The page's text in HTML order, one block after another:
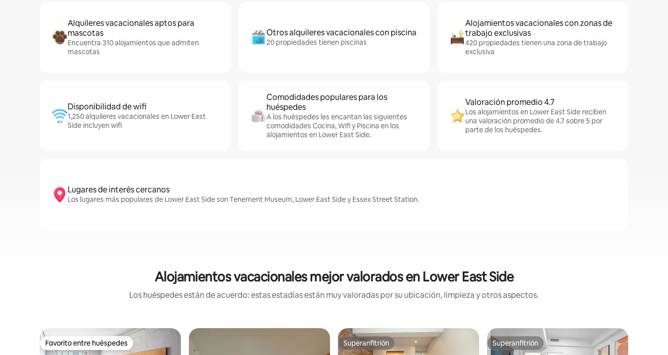
Alquileres vacacionales aptos para
mascotas
Encuentra 310 alojamientos que admiten
mascotas
Otros alquileres vacacionales con piscina
20 propiedades tienen piscinas
Alojamientos vacacionales con zonas de
trabajo exclusivas
420 propiedades tienen una zona de trabajo
exclusiva
Disponibilidad de wifi
1,250 alquileres vacacionales en Lower East
Side incluyen wifi
Comodidades populares para los
huéspedes
A los huéspedes les encantan las siguientes
comodidades Cocina, Wifi y Piscina en los
alojamientos en Lower East Side.
Valoración promedio 4.7
Los alojamientos en Lower East Side reciben
una valoración promedio de 4.7 sobre 5 por
parte de los huéspedes.
Lugares de interés cercanos
Los lugares más populares de Lower East Side son Tenement Museum, Lower East Side y Essex Street Station.
Alojamientos vacacionales mejor valorados en Lower East Side
Los huéspedes están de acuerdo: estas estadías están muy valoradas por su ubicación, limpieza y otros aspectos.
Favorito entre huéspedes
Favorito entre huéspedes Superanfitrión
Superanfitrión Superanfitrión
Superanfitrión